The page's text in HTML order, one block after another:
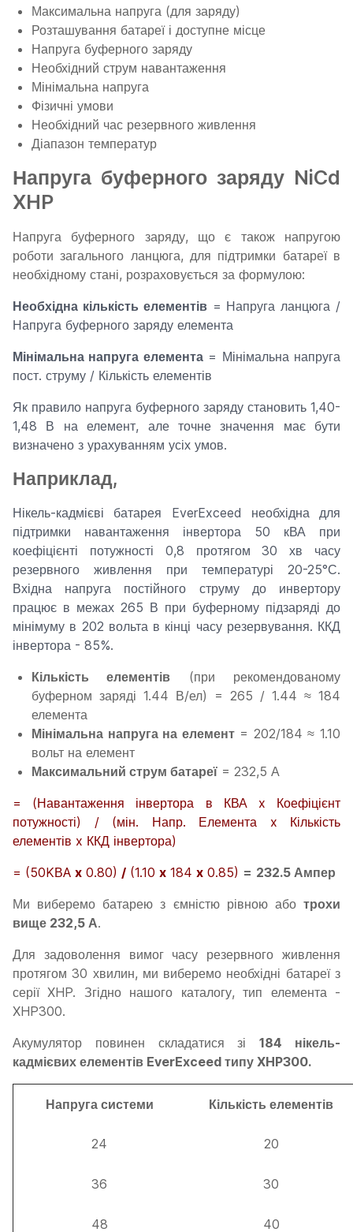
Максимальна напруга (для заряду)
Розташування батареї і доступне місце
Напруга буферного заряду
Необхідний струм навантаження
Мінімальна напруга
Фізичні умови
Необхідний час резервного живлення
Діапазон температур
Напруга буферного заряду NiCd
XHP
Напруга буферного заряду, що є також напругою
роботи загального ланцюга, для підтримки батареї в
необхідному стані, розраховується за формулою:
Необхідна кількість елементів= Напруга ланцюга /
Напруга буферного заряду елемента
Мінімальна напруга елемента= Мінімальна напруга
пост. струму / Кількість елементів
Як правило напруга буферного заряду становить 1,40-
1,48 В на елемент, але точне значення має бути
визначено з урахуванням усіх умов.
Наприклад,
Нікель-кадмієві батарея EverExceed необхідна для
підтримки навантаження інвертора 50 кВА при
коефіцієнті потужності 0,8 протягом 30 хв часу
резервного живлення при температурі 20-25°С.
Вхідна напруга постійного струму до инвертору
працює в межах 265 В при буферному підзаряді до
мінімуму в 202 вольта в кінці часу резервування. ККД
інвертора - 85%.
Кількість елементів (при рекомендованому
буферном заряді 1.44 В/ел) = 265 / 1.44 ≈ 184
елемента
Мінімальна напруга на елемент= 202/184 ≈ 1.10
вольт на елемент
Максимальний струм батареї = 232,5 А
= (Навантаження інвертора в КВА x Коефіцієнт
потужності) / (мін. Напр. Елемента x Кількість
елементів x ККД інвертора)
= (50KВA x 0.80) / (1.10 x 184 x 0.85) = 232.5 Ампер
Ми виберемо батарею з ємністю рівною або трохи
вище 232,5 А.
Для задоволення вимог часу резервного живлення
протягом 30 хвилин, ми виберемо необхідні батареї з
серії XHP. Згідно нашого каталогу, тип елемента -
XHP300.
Акумулятор повинен складатися зі184 нікель-
кадмієвих елементів EverExceed типу XHP300.
Напруга системи Кількість елементів
24 20
36 30
48 40